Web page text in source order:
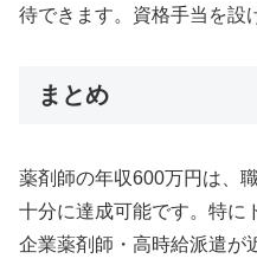
待できます。資格手当を設
まとめ
薬剤師の年収600万円は、
十分に達成可能です。特に
企業薬剤師・高時給派遣が